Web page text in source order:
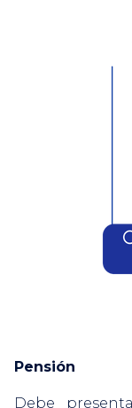
Pensión
Debe